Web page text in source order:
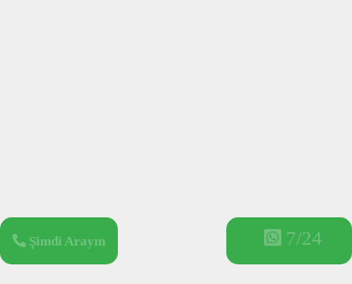
Şimdi Arayın 7/24